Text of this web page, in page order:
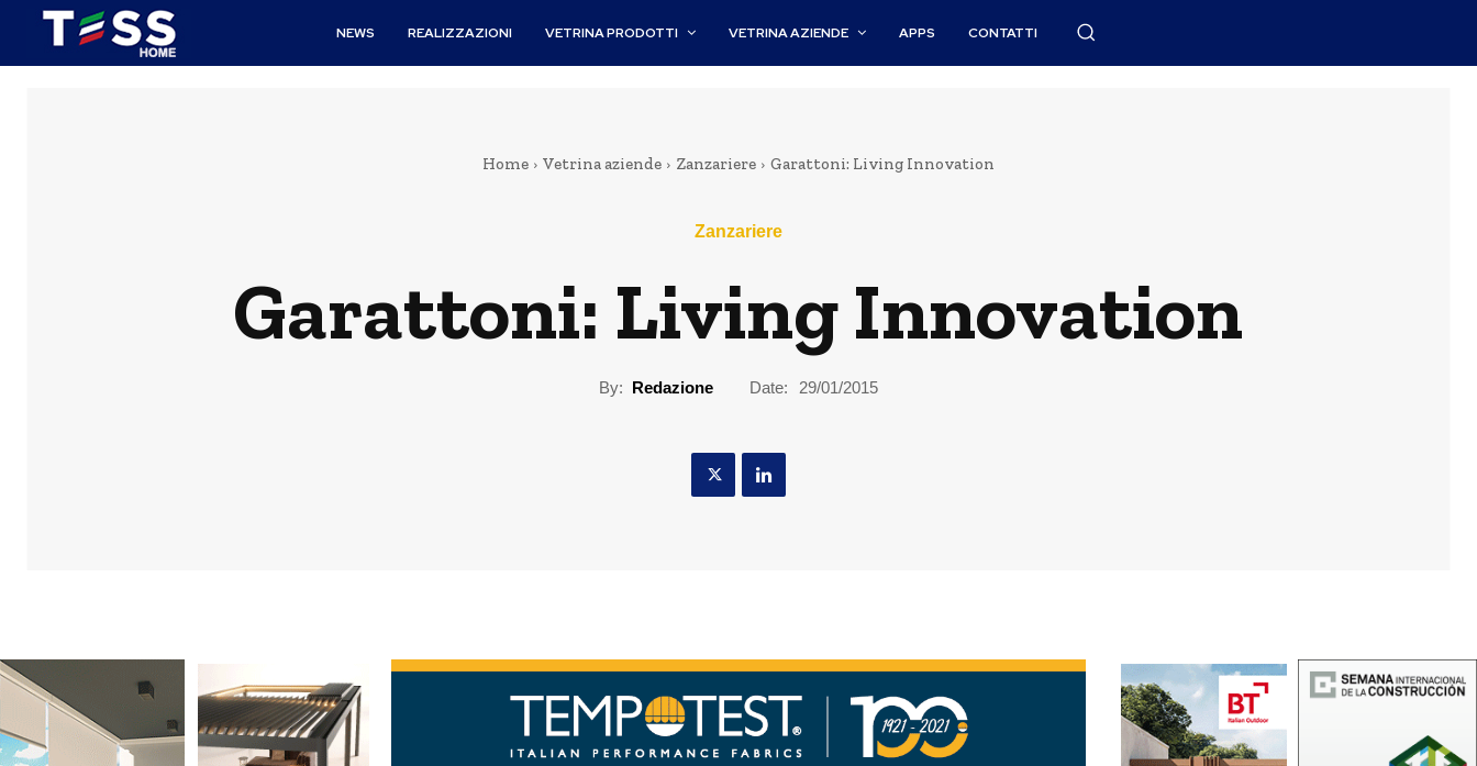
NEWS REALIZZAZIONI VETRINA PRODOTTI VETRINA AZIENDE APPS CONTATTI
Home Vetrina aziende Zanzariere Garattoni: Living Innovation
Zanzariere
Garattoni: Living Innovation
By: Redazione Date: 29/01/2015